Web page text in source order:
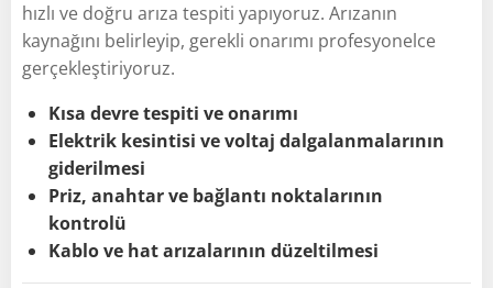
hızlı ve doğru arıza tespiti yapıyoruz. Arızanın
kaynağını belirleyip, gerekli onarımı profesyonelce
gerçekleştiriyoruz.
Kısa devre tespiti ve onarımı
Elektrik kesintisi ve voltaj dalgalanmalarının
giderilmesi
Priz, anahtar ve bağlantı noktalarının
kontrolü
Kablo ve hat arızalarının düzeltilmesi